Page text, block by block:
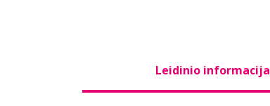
Leidinio informacija